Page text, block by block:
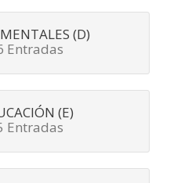
(D)
Entradas
(E)
Entradas